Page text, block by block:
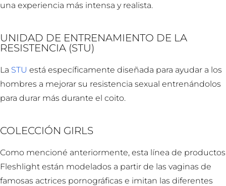
una experiencia más intensa y realista.
UNIDAD DE ENTRENAMIENTO DE LA
RESISTENCIA (STU)
La STU está específicamente diseñada para ayudar a los
hombres a mejorar su resistencia sexual entrenándolos
para durar más durante el coito.
COLECCIÓN GIRLS
Como mencioné anteriormente, esta línea de productos
Fleshlight están modelados a partir de las vaginas de
famosas actrices pornográficas e imitan las diferentes